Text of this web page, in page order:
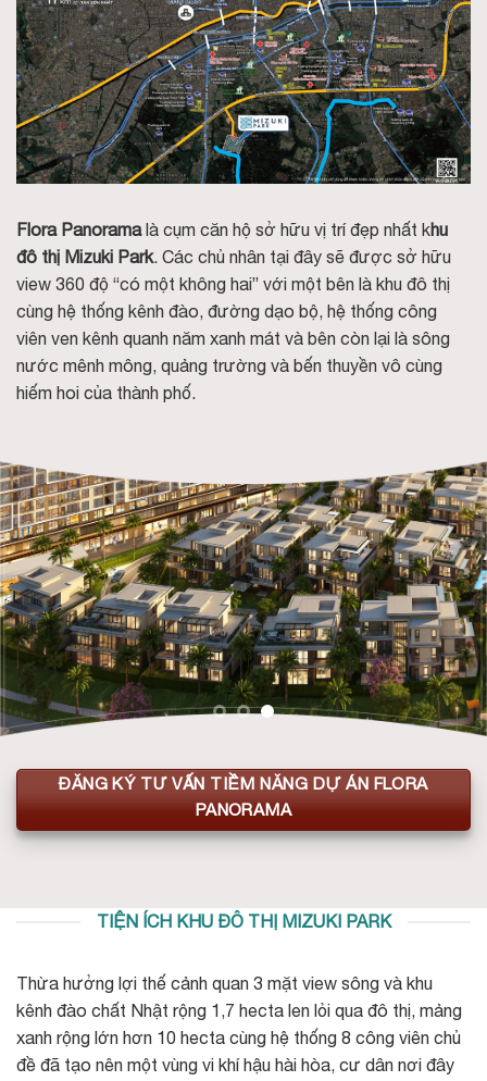
Flora Panoramalà cụm căn hộ sở hữu vị trí đẹp nhất khu
đô thị Mizuki Park. Các chủ nhân tại đây sẽ được sở hữu
view 360 độ “có một không hai” với một bên là khu đô thị
cùng hệ thống kênh đào, đường dạo bộ, hệ thống công
viên ven kênh quanh năm xanh mát và bên còn lại là sông
nước mênh mông, quảng trường và bến thuyền vô cùng
hiếm hoi của thành phố.
ĐĂNG KÝ TƯ VẤN TIỀM NĂNG DỰ ÁN FLORA
PANORAMA
TIỆN ÍCH KHU ĐÔ THỊ MIZUKI PARK
Thừa hưởng lợi thế cảnh quan 3 mặt view sông và khu
kênh đào chất Nhật rộng 1,7 hecta len lỏi qua đô thị, mảng
xanh rộng lớn hơn 10 hecta cùng hệ thống 8 công viên chủ
đề đã tạo nên một vùng vi khí hậu hài hòa, cư dân nơi đây